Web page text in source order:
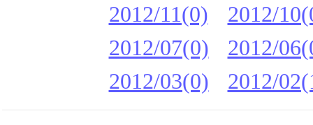
2012/11(0)
2012/
2012/07(0)
2012/
2012/03(0)
2012/